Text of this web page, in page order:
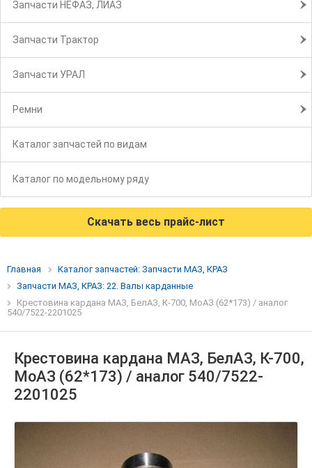
Запчасти НЕФАЗ, ЛИАЗ
Запчасти Трактор
Запчасти УРАЛ
Ремни
Каталог запчастей по видам
Каталог по модельному ряду
Скачать весь прайс-лист
Главная
Каталог запчастей: Запчасти МАЗ, КРАЗ
Запчасти МАЗ, КРАЗ: 22. Валы карданные
Крестовина кардана МАЗ, БелАЗ, К-700, МоАЗ (62*173) / аналог
540/7522-2201025
Крестовина кардана МАЗ, БелАЗ, К-700,
МоАЗ (62*173) / аналог 540/7522-
2201025